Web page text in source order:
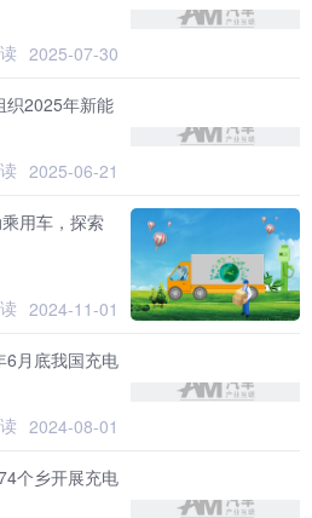
2025-07-30
织2025年新能
2025-06-21
用车，探索
2024-11-01
6月底我国充电
2024-08-01
个乡开展充电